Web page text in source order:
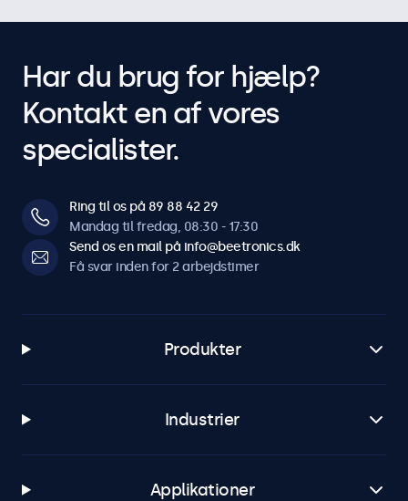
Teleprompter-kompatibel. Billedet kan spejles horisontalt og
vertikalt.
Tilslutninger
1x
VGA
1x
1x indbygget USB-medieafspiller
Har du brug for hjælp?
Kontakt en af vores
specialister.
Ring til os på 89 88 42 29
Mandag til fredag, 08:30 - 17:30
Send os en mail på info@beetronics.dk
Få svar inden for 2 arbejdstimer
Produkter
Industrier
Applikationer